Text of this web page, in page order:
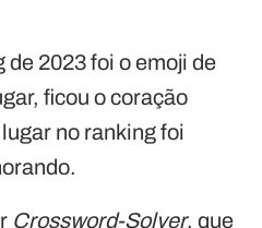
de 2023 foi o emoji de
ficou o coração
no ranking foi
Crossword-Solver, que